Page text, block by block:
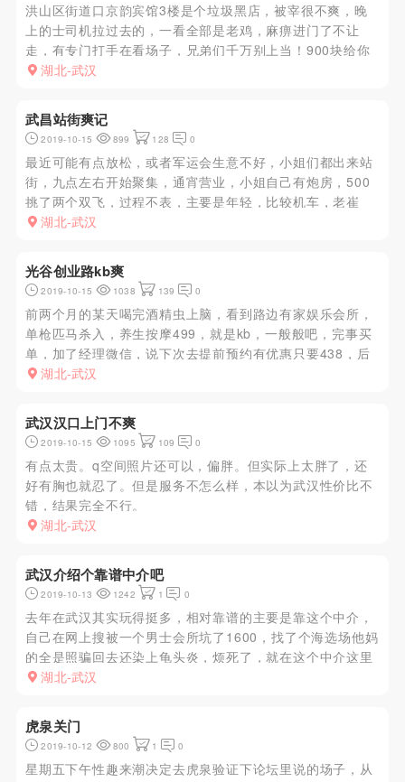
洪山区街道口京韵宾馆3楼是个垃圾黑店，被宰很不爽，晚
上的士司机拉过去的，一看全部是老鸡，麻痹进门了不让
走，有专门打手在看场子，兄弟们千万别上当！900块给你
老妈烧香了！操！
湖北-武汉
武昌站街爽记
2019-10-15 899 128 0
最近可能有点放松，或者军运会生意不好，小姐们都出来站
街，九点左右开始聚集，通宵营业，小姐自己有炮房，500
挑了两个双飞，过程不表，主要是年轻，比较机车，老崔
人，泻火可以，价格实惠性价高
湖北-武汉
光谷创业路kb爽
2019-10-15 1038 139 0
前两个月的某天喝完酒精虫上脑，看到路边有家娱乐会所，
单枪匹马杀入，养生按摩499，就是kb，一般般吧，完事买
单，加了经理微信，说下次去提前预约有优惠只要438，后
来又去过几次，有的妹子接私活，可以加钱啪啪啪，具体就
湖北-武汉
武汉汉口上门不爽
2019-10-15 1095 109 0
有点太贵。q空间照片还可以，偏胖。但实际上太胖了，还
好有胸也就忍了。但是服务不怎么样，本以为武汉性价比不
错，结果完全不行。
湖北-武汉
武汉介绍个靠谱中介吧
2019-10-13 1242 1 0
去年在武汉其实玩得挺多，相对靠谱的主要是靠这个中介，
自己在网上搜被一个男士会所坑了1600，找了个海选场他妈
的全是照骗回去还染上龟头炎，烦死了，就在这个中介这里
找了两次四百多的kb店，还有个2500的外围，都还行，kb
了一次，适...
湖北-武汉
虎泉关门
2019-10-12 800 1 0
星期五下午性趣来潮决定去虎泉验证下论坛里说的场子，从